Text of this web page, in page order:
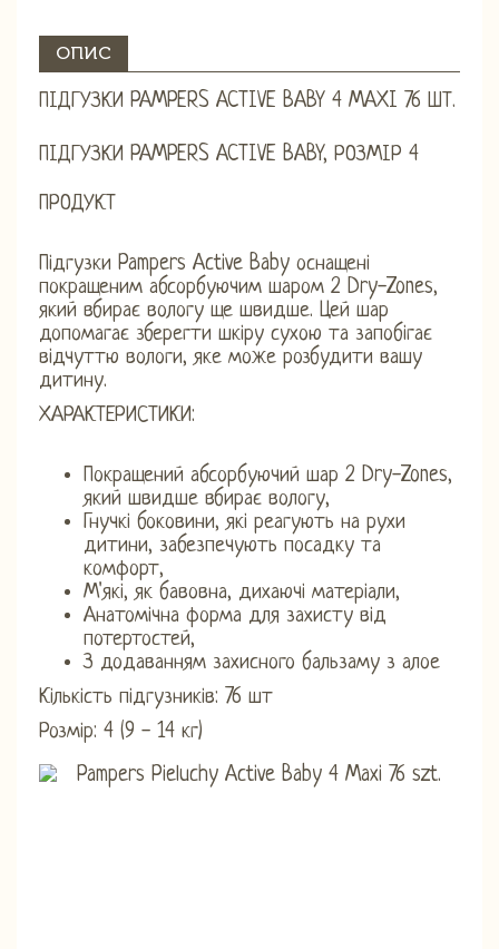
ОПИС
ПІДГУЗКИ PAMPERS ACTIVE BABY 4 MAXI 76 ШТ.
ПІДГУЗКИ PAMPERS ACTIVE BABY, РОЗМІР 4
ПРОДУКТ
Підгузки Pampers Active Baby оснащені
покращеним абсорбуючим шаром 2 Dry-Zones,
який вбирає вологу ще швидше. Цей шар
допомагає зберегти шкіру сухою та запобігає
відчуттю вологи, яке може розбудити вашу
дитину.
ХАРАКТЕРИСТИКИ:
Покращений абсорбуючий шар 2 Dry-Zones,
який швидше вбирає вологу,
Гнучкі боковини, які реагують на рухи
дитини, забезпечують посадку та
комфорт,
М'які, як бавовна, дихаючі матеріали,
Анатомічна форма для захисту від
потертостей,
З додаванням захисного бальзаму з алое
Кількість підгузників: 76 шт
Розмір: 4 (9 - 14 кг)